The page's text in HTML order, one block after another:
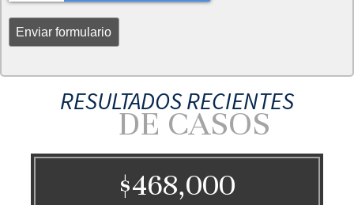
RESULTADOS RECIENTES
DE CASOS
$468,000